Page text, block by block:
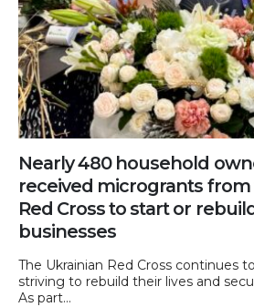
Nearly 480 household
received microgrants
Red Cross to start or
businesses
The Ukrainian Red Cross continues
striving to rebuild their lives and
As part...